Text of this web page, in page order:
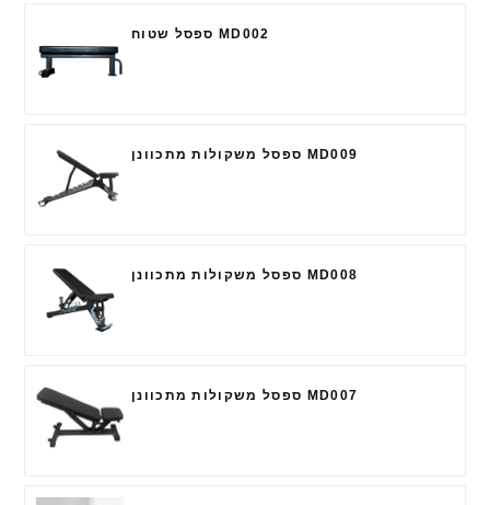
ספסל שטוח MD002
ספסל משקולות מתכוונן MD009
ספסל משקולות מתכוונן MD008
ספסל משקולות מתכוונן MD007